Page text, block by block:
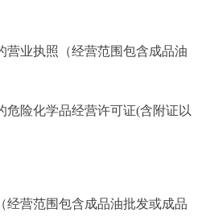
业执照（经营范围包含成品油
险化学品经营许可证(含附证以
营范围包含成品油批发或成品